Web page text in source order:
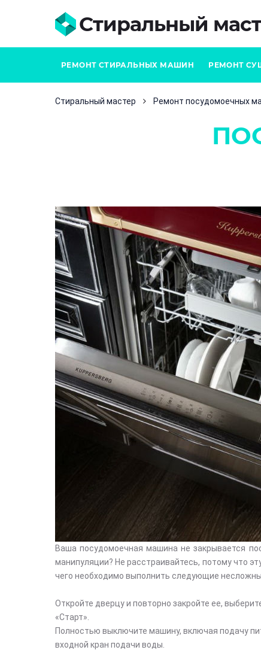
Стиральный
РЕМОНТ СТИРАЛЬНЫХ МАШИН РЕМОНТ
Стиральный мастер Ремонт посудомоечных
Ваша посудомоечная машина не закрывается
манипуляции? Не расстраивайтесь, потому что
чего необходимо выполнить следующие
Откройте дверцу и повторно закройте ее,
«Старт».
Полностью выключите машину, включая подачу
входной кран подачи воды.